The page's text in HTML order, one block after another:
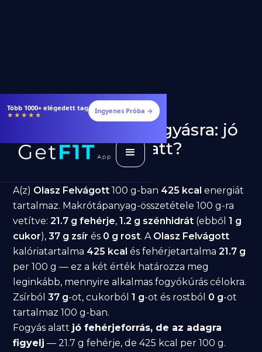
Több 1000+ elégedett tag
★★★★★ Ingyenes Próba →
Olasz Felvágott fogyásra: jó
választás diéta alatt?
A(z) Olasz Felvágott 100 g-ban 425 kcal energiát
tartalmaz. Makrótápanyag-összetétele 100 g-ra
vetítve:21.7 g fehérje,1.2 g szénhidrát (ebből1 g
cukor),37 g zsír és 0 g rost. A Olasz Felvágott
kalóriatartalma 425 kcal és fehérjetartalma21.7 g
per 100 g — ez a két érték határozza meg
leginkább, mennyire alkalmas fogyókúrás célokra.
Zsírból37 g-ot, cukorból1 g-ot és rostból 0 g-ot
tartalmaz 100 g-ban.
Fogyás alatt jó fehérjeforrás, de az adagra
figyelj — 21.7 g fehérje, de 425 kcal per 100 g.